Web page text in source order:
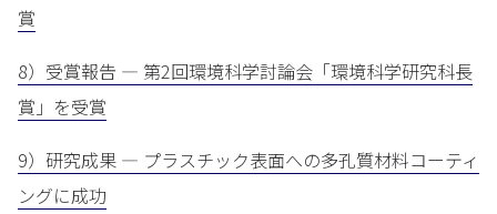
賞
8）受賞報告 — 第2回環境科学討論会「環境科学研究科長
賞」を受賞
9）研究成果 — プラスチック表面への多孔質材料コーティ
ングに成功